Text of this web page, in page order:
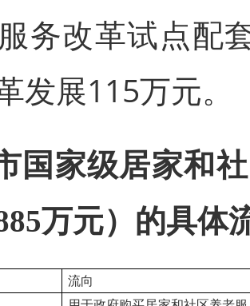
务改革试点配
发展115万元。
国家级居家和
万元）的具体
流向